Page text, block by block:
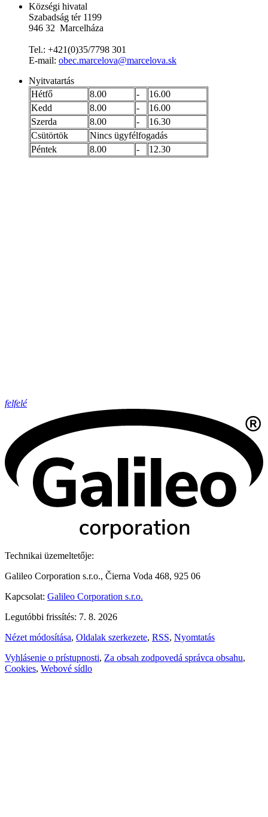
Községi hivatal
Szabadság tér 1199
946 32 Marcelháza
Tel.: +421(0)35/7798 301
E-mail: obec.marcelova@marcelova.sk
Nyitvatartás
Hétfő
8.00 -
16.00
Kedd
8.00 -
16.00
Szerda
8.00 -
16.30
Csütörtök
Nincs ügyfélfogadás
Péntek
8.00 - 12.30
felfelé
Technikai üzemeltetője:
Galileo Corporation s.r.o., Čierna Voda 468, 925 06
Kapcsolat: Galileo Corporation s.r.o.
Legutóbbi frissítés: 7. 8. 2026
Nézet módosítása, Oldalak szerkezete, RSS, Nyomtatás
Vyhlásenie o prístupnosti, Za obsah zodpovedá správca obsahu,
Cookies, Webové sídlo